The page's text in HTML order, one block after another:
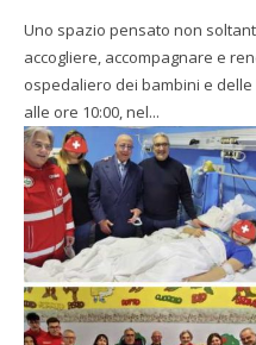
Uno spazio pensato non
accogliere, accompagnare e
ospedaliero dei bambini e
alle ore 10:00, nel...